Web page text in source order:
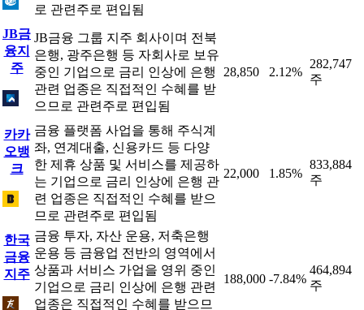
로 관련주로 편입됨
JB금
융지
주
JB금융 그룹 지주 회사이며 전북
은행, 광주은행 등 자회사로 보유
중인 기업으로 금리 인상에 은행
관련 업종은 직접적인 수혜를 받
으므로 관련주로 편입됨
28,850 2.12%
282,747
주
카카
오뱅
크
금융 플랫폼 사업을 통해 주식계
좌, 연계대출, 신용카드 등 다양
한 제휴 상품 및 서비스를 제공하
는 기업으로 금리 인상에 은행 관
련 업종은 직접적인 수혜를 받으
므로 관련주로 편입됨
22,000 1.85%
833,884
주
한국
금융
지주
금융 투자, 자산 운용, 저축은행
운용 등 금융업 전반의 영역에서
상품과 서비스 가업을 영위 중인
기업으로 금리 인상에 은행 관련
업종은 직접적인 수혜를 받으므
188,000 -7.84%
464,894
주